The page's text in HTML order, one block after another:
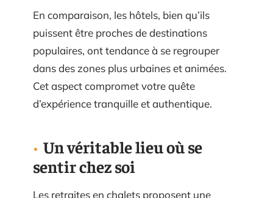
En comparaison, les hôtels, bien qu’ils
puissent être proches de destinations
populaires, ont tendance à se regrouper
dans des zones plus urbaines et animées.
Cet aspect compromet votre quête
d’expérience tranquille et authentique.
Un véritable lieu où se
sentir chez soi
Les retraites en chalets proposent une